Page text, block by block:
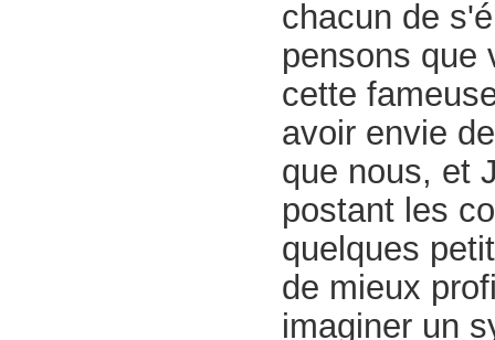
chacun de
pensons que
cette
avoir envie
que nous, et
postant les
quelques
de mieux
imaginer un